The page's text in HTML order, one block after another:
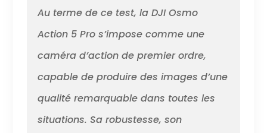
d’une autonomie
allant jusqu’à 4
heures[1].
pour tous les
assurant des
performances
enregistrement
Au terme de ce test, la DJI Osmo
Action 5 Pro s’impose comme une
caméra d’action de premier ordre,
capable de produire des images d’une
qualité remarquable dans toutes les
situations. Sa robustesse, son